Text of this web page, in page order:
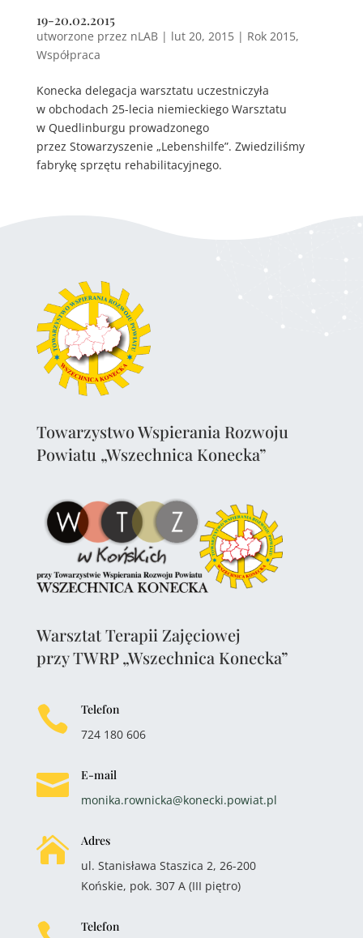
19-20.02.2015
utworzone przez nLAB| lut 20, 2015| Rok 2015,
Współpraca
Konecka delegacja warsztatu uczestniczyła
w obchodach 25-lecia niemieckiego Warsztatu
w Quedlinburgu prowadzonego
przez Stowarzyszenie „Lebenshilfe”. Zwiedziliśmy
fabrykę sprzętu rehabilitacyjnego.
Towarzystwo Wspierania Rozwoju
Powiatu „Wszechnica Konecka”
Warsztat Terapii Zajęciowej
przy TWRP „Wszechnica Konecka”

Telefon
724 180 606

E-mail
monika.rownicka@konecki.powiat.pl

Adres
ul. Stanisława Staszica 2, 26-200
Końskie, pok. 307 A (III piętro)
Telefon